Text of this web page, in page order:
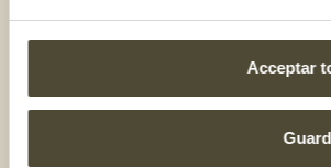
Acceptar
Podem tractar dades
newsletters, obertures, clics,
botigues físiques,
web/app, preferències i dades